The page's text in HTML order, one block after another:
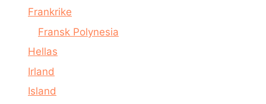
Frankrike
Fransk Polynesia
Hellas
Irland
Island